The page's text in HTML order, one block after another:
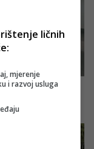
ličnih
mjerenje
i razvoj usluga